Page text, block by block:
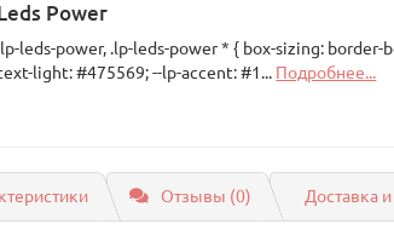
Power
leds-power, .lp-leds-power * { box-sizing:
light: #475569; --lp-accent: #1... Подробнее...
Отзывы (0) Доставка